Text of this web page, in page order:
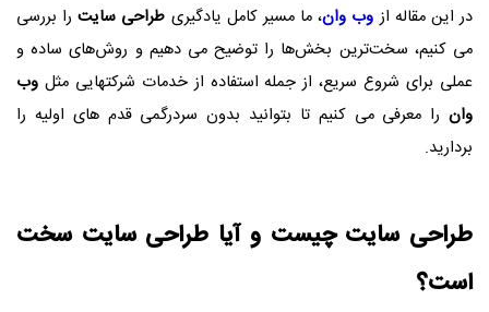
در این مقاله از وب وان، ما مسیر کامل یادگیری طراحی سایترا بررسی
می‌ کنیم، سخت‌ترین بخش‌ها را توضیح می‌ دهیم و روش‌های ساده و
عملی برای شروع سریع، از جمله استفاده از خدمات شرکتهایی مثل وب
وان را معرفی می‌ کنیم تا بتوانید بدون سردرگمی قدم‌ های اولیه را
بردارید.
طراحی سایت چیست و آیا طراحی سایت سخت
است؟